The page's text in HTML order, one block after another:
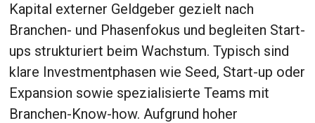
Kapital externer Geldgeber gezielt nach
Branchen- und Phasenfokus und begleiten Start-
ups strukturiert beim Wachstum. Typisch sind
klare Investmentphasen wie Seed, Start-up oder
Expansion sowie spezialisierte Teams mit
Branchen-Know-how. Aufgrund hoher